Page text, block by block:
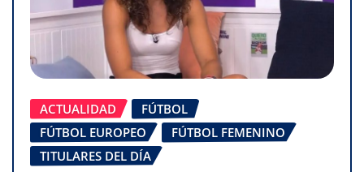
ACTUALIDAD
FÚTBOL
FÚTBOL EUROPEO
FÚTBOL FEMENINO
TITULARES DEL DÍA